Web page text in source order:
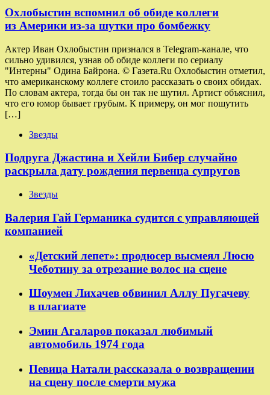
Охлобыстин вспомнил об обиде коллеги
из Америки из-за шутки про бомбежку
Актер Иван Охлобыстин признался в Telegram-канале, что
сильно удивился, узнав об обиде коллеги по сериалу
"Интерны" Одина Байрона. © Газета.Ru Охлобыстин отметил,
что американскому коллеге стоило рассказать о своих обидах.
По словам актера, тогда бы он так не шутил. Артист объяснил,
что его юмор бывает грубым. К примеру, он мог пошутить
[…]
Звезды
Подруга Джастина и Хейли Бибер случайно
раскрыла дату рождения первенца супругов
Звезды
Валерия Гай Германика судится с управляющей
компанией
«Детский лепет»: продюсер высмеял Люсю
Чеботину за отрезание волос на сцене
Шоумен Лихачев обвинил Аллу Пугачеву
в плагиате
Эмин Агаларов показал любимый
автомобиль 1974 года
Певица Натали рассказала о возвращении
на сцену после смерти мужа